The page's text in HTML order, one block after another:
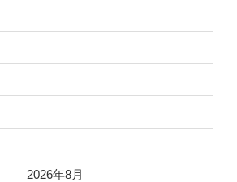
2026年8月